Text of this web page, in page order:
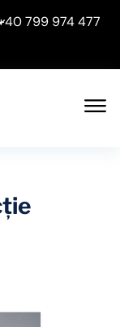
799 974 477